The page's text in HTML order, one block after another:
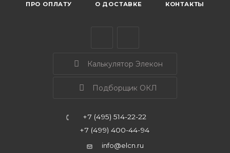
ПРО ОПЛАТУ О ДОСТАВКЕ КОНТАКТЫ
Калькулятор Элекон
Подборщик ОКЛ
+7 (495) 514-22-22
+7 (499) 400-44-94
info@elcn.ru